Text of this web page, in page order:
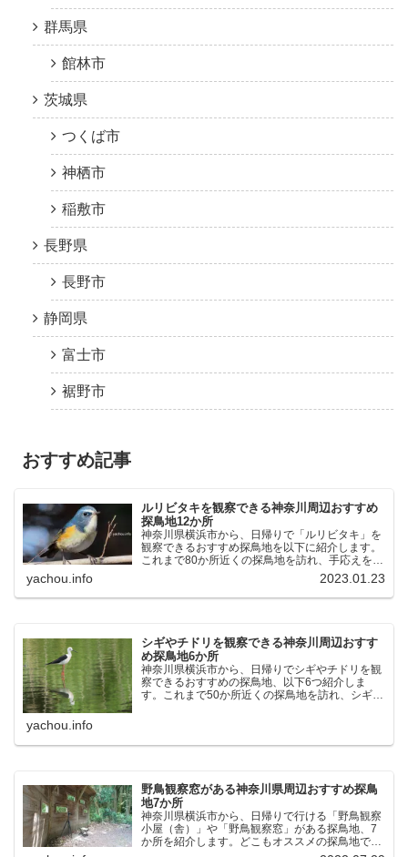
群馬県
館林市
茨城県
つくば市
神栖市
稲敷市
長野県
長野市
静岡県
富士市
裾野市
おすすめ記事
ルリビタキを観察できる神奈川周辺おすすめ
探鳥地12か所
神奈川県横浜市から、日帰りで「ルリビタキ」を
観察できるおすすめ探鳥地を以下に紹介します。
これまで80か所近くの探鳥地を訪れ、手応えを感
じた場所です。以下、★ が多いほど観察しやす
く、出現頻度が高いと感じた場所です。 北本自然
観察公園：埼玉県...
yachou.info 2023.01.23
シギやチドリを観察できる神奈川周辺おすす
め探鳥地6か所
神奈川県横浜市から、日帰りでシギやチドリを観
察できるおすすめの探鳥地、以下6つ紹介しま
す。これまで50か所近くの探鳥地を訪れ、シギや
yachou.info
野鳥観察窓がある神奈川県周辺おすすめ探鳥
地7か所
神奈川県横浜市から、日帰りで行ける「野鳥観察
小屋（舎）」や「野鳥観察窓」がある探鳥地、7
か所を紹介します。どこもオススメの探鳥地で
す。実際に訪れてみると、野山にいる野鳥、海や